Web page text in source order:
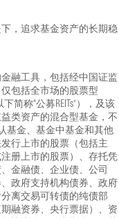
，追求基金资产的长期稳
融工具，包括经中国证监
包括全市场的股票型
简称“公募REITs”），及该
类资产的混合型基金，不
基金、基金中基金和其他
行上市的股票（包括主
册上市的股票）、存托凭
金融债、企业债、公司
政府支持机构债券、政府
离交易可转债的纯债部
融资券、央行票据）、资